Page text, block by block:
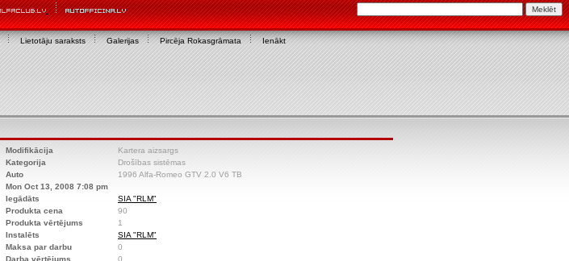
Lietotāju saraksts Galerijas Pircēja Rokasgrāmata Ienākt
Modifikācija
Kartera aizsargs
Kategorija
Drošības sistēmas
Auto
1996 Alfa-Romeo GTV 2.0 V6 TB
Mon Oct 13, 2008 7:08 pm
Iegādāts
SIA "RLM"
Produkta cena
90
Produkta vērtējums
1
Instalēts
SIA "RLM"
Maksa par darbu
0
Darba vērtējums
0